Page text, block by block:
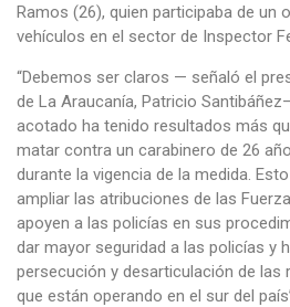
Ramos (26), quien participaba de un
vehículos en el sector de Inspector
“Debemos ser claros — señaló el
de La Araucanía, Patricio
acotado ha tenido resultados más
matar contra un carabinero de 26
durante la vigencia de la medida.
ampliar las atribuciones de las
apoyen a las policías en sus
dar mayor seguridad a las policías y
persecución y desarticulación de las
que están operando en el sur del